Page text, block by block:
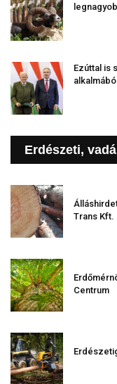
Ezúttal is
Erdészeti,
Trans Kft.
Centrum